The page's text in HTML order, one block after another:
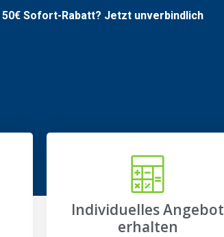
50€Sofort-Rabatt? Jetzt unverbindlich
Individuelles Angebot
erhalten